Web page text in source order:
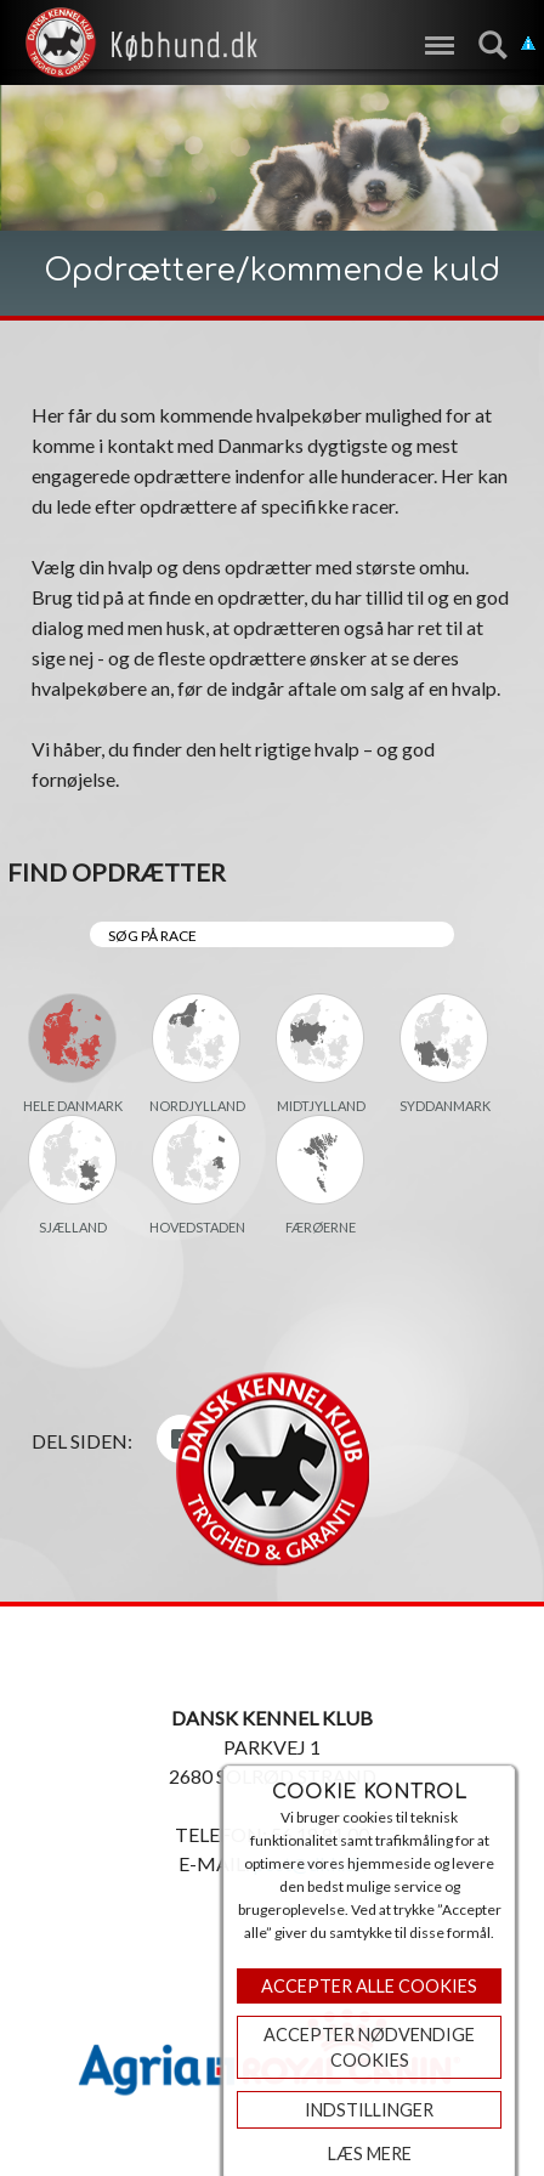
COOKIE KONTROL
Vi bruger cookies til teknisk
funktionalitet samt trafikmåling for at
optimere vores hjemmeside og levere
den bedst mulige service og
brugeroplevelse. Ved at trykke ”Accepter
alle” giver du samtykke til disse formål.
ACCEPTER ALLE COOKIES
ACCEPTER NØDVENDIGE
COOKIES
INDSTILLINGER
LÆS MERE
Opdrættere/kommende kuld
Her får du som kommende hvalpekøber mulighed for at
komme i kontakt med Danmarks dygtigste og mest
engagerede opdrættere indenfor alle hunderacer. Her kan
du lede efter opdrættere af specifikke racer.
Vælg din hvalp og dens opdrætter med største omhu.
Brug tid på at finde en opdrætter, du har tillid til og en god
dialog med men husk, at opdrætteren også har ret til at
sige nej - og de fleste opdrættere ønsker at se deres
hvalpekøbere an, før de indgår aftale om salg af en hvalp.
Vi håber, du finder den helt rigtige hvalp – og god
fornøjelse.
FIND OPDRÆTTER
HELE DANMARK NORDJYLLAND MIDTJYLLAND SYDDANMARK
SJÆLLAND HOVEDSTADEN FÆRØERNE
DEL SIDEN:
DANSK KENNEL KLUB
PARKVEJ 1
2680 SOLRØD STRAND
TELEFON: 56 18 81 00
E-MAIL:post@dkk.dk